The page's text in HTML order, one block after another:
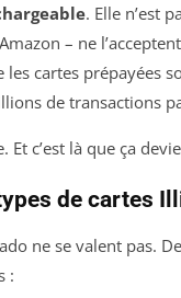
. Elle n’est
– ne
les cartes prépayées
de transactions
Et c’est là que ça
de cartes
ne se valent pas.
: